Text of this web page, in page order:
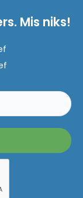
Mis niks!